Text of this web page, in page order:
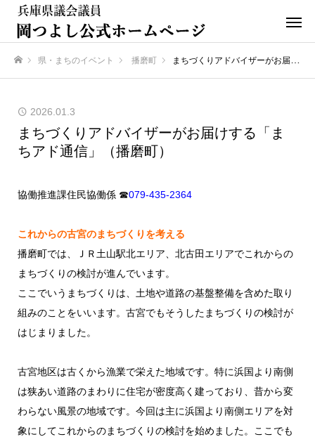
県・まちのイベント 播磨町 まちづくりアドバイザーがお届けする「まちアド通信」（播磨町）
2026.01.3
まちづくりアドバイザーがお届けする「ま
ちアド通信」（播磨町）
協働推進課住民協働係 ☎079‐435‐2364
これからの古宮のまちづくりを考える
播磨町では、ＪＲ土山駅北エリア、北古田エリアでこれからの
まちづくりの検討が進んでいます。
ここでいうまちづくりは、土地や道路の基盤整備を含めた取り
組みのことをいいます。古宮でもそうしたまちづくりの検討が
はじまりました。
古宮地区は古くから漁業で栄えた地域です。特に浜国より南側
は狭あい道路のまわりに住宅が密度高く建っており、昔から変
わらない風景の地域です。今回は主に浜国より南側エリアを対
象にしてこれからのまちづくりの検討を始めました。ここでも